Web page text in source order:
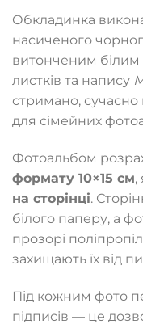
Обкладинка
насиченого
витонченим білим
листків та напису
стримано, сучасно
для сімейних
Фотоальбом
формату 10×15 см,
на сторінці.
білого паперу, а
прозорі
захищають їх від
Під кожним фото
підписів — це